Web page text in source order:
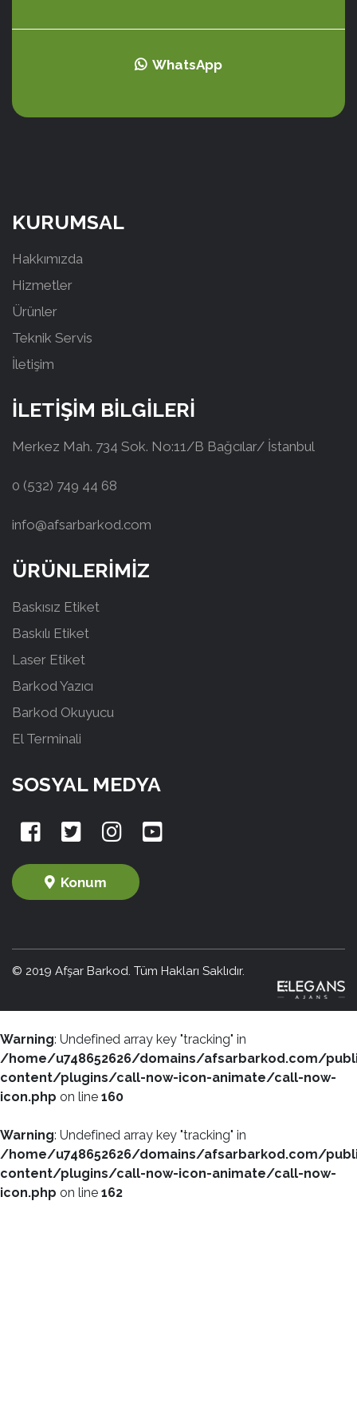
WhatsApp
KURUMSAL
Hakkımızda
Hizmetler
Ürünler
Teknik Servis
İletişim
İLETİŞİM BİLGİLERİ
Merkez Mah. 734 Sok. No:11/B Bağcılar/ İstanbul
0 (532) 749 44 68
info@afsarbarkod.com
ÜRÜNLERİMİZ
Baskısız Etiket
Baskılı Etiket
Laser Etiket
Barkod Yazıcı
Barkod Okuyucu
El Terminali
SOSYAL MEDYA
Konum
© 2019 Afşar Barkod. Tüm Hakları Saklıdır.
Warning: Undefined array key "tracking" in
/home/u748652626/domains/afsarbarkod.com/
content/plugins/call-now-icon-animate/call-now-
icon.php on line 160
Warning: Undefined array key "tracking" in
/home/u748652626/domains/afsarbarkod.com/
content/plugins/call-now-icon-animate/call-now-
icon.php on line 162